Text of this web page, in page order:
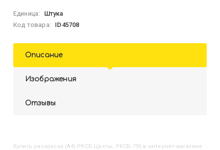
Единица:
Штука
Код товара:
ID45708
Описание
Изображения
Отзывы
Купить Раскраска (А4) РКСБ Цветы, РКСБ-795 в интернет-магазине